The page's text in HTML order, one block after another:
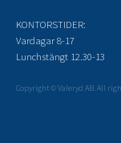
KONTORSTIDER:
Vardagar 8-17
Lunchstängt 12.30-13
Copyright © Valeryd AB. All